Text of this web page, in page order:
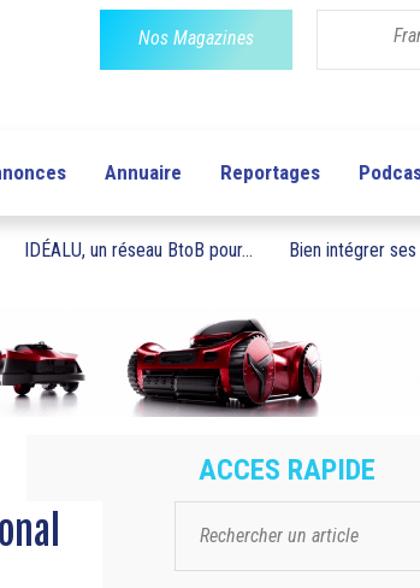
Nos Magazines
Annuaire Reportages
IDÉALU, un réseau BtoB pour... Bien intégrer ses
ACCES RAPIDE